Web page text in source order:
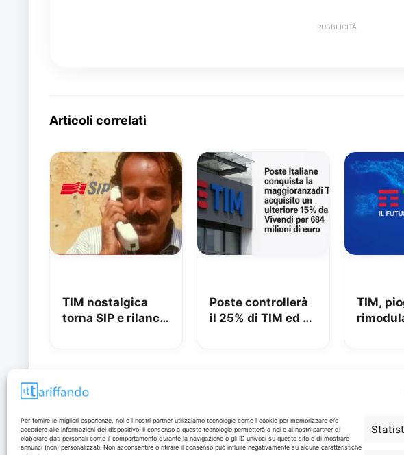
Per fornire le migliori esperienze, noi e i nostri partner utilizziamo tecnologie come i cookie per memorizzare e/o
accedere alle informazioni del dispositivo. Il consenso a queste tecnologie permetterà a noi e ai nostri partner di
elaborare dati personali come il comportamento durante la navigazione o gli ID univoci su questo sito e di mostrare
annunci (non) personalizzati. Non acconsentire o ritirare il consenso può influire negativamente su alcune caratteristiche
PUBBLICITÀ
Articoli correlati
TIM nostalgica
torna SIP e rilancia
Poste controllerà
il 25% di TIM ed è
TIM,
Disclaimer
I marchi citati appartengono ai rispettivi proprietari. Le
Info
In qualità di